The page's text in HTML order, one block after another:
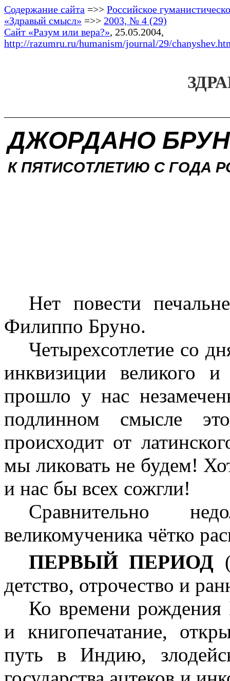
Содержание сайта =>> Российское
«Здравый смысл» =>> 2003, № 4 (29)
Сайт «Разум или вера?», 25.05.2004,
http://razumru.ru/humanism/journal/29/
ДЖОРДАНО
К ПЯТИСОТЛЕТИЮ С ГОДА
Нет повести
Филиппо Бруно.
Четырехсотлетие со
инквизиции великого и
прошло у нас
подлинном смысле
происходит от
мы ликовать не будем!
и нас бы всех сожгли!
Сравнительно
великомученика чётко
ПЕРВЫЙ ПЕРИОД
детство, отрочество и
Ко времени
и книгопечатание,
путь в Индию,